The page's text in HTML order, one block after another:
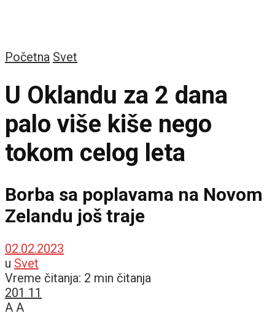
Početna Svet
U Oklandu za 2 dana
palo više kiše nego
tokom celog leta
Borba sa poplavama na Novom
Zelandu još traje
02.02.2023
u Svet
Vreme čitanja: 2 min čitanja
201 11
A A